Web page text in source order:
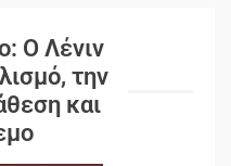
Ο Λένιν
την
και